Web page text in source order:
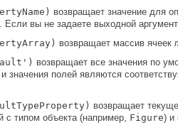
возвращает значение для
. Если вы не задаете выходной
возвращает массив ячеек
возвращает все значения по
и значения полей являются
возвращает
с типом объекта (например, Figure) и